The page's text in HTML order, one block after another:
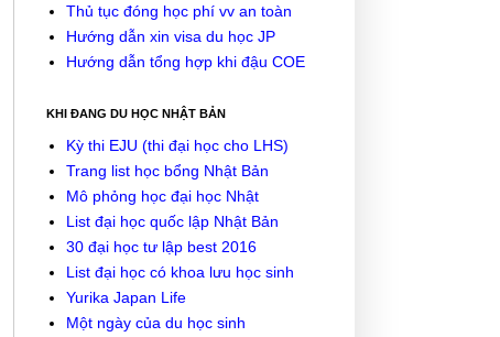
Thủ tục đóng học phí vv an toàn
Hướng dẫn xin visa du học JP
Hướng dẫn tổng hợp khi đậu COE
KHI ĐANG DU HỌC NHẬT BẢN
Kỳ thi EJU (thi đại học cho LHS)
Trang list học bổng Nhật Bản
Mô phỏng học đại học Nhật
List đại học quốc lập Nhật Bản
30 đại học tư lập best 2016
List đại học có khoa lưu học sinh
Yurika Japan Life
Một ngày của du học sinh